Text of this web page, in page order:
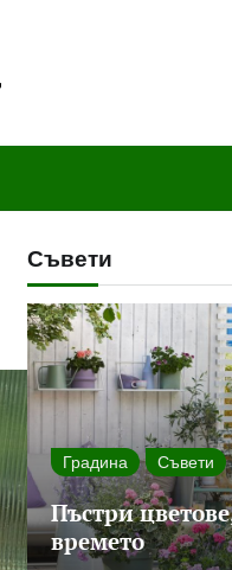
Съвети
Градина Съвети
Пъстри
времето